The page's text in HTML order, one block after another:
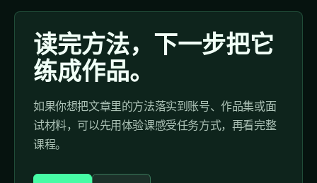
读完方法，下一步把它
练成作品。
如果你想把文章里的方法落实到账号、作品集或面
试材料，可以先用体验课感受任务方式，再看完整
课程。